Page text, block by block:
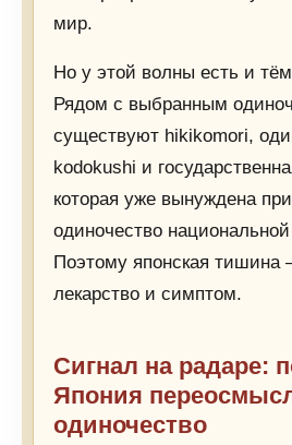
мир.
Но у этой волны есть и
Рядом с выбранным
существуют hikikomori,
kodokushi и
которая уже вынуждена
одиночество
Поэтому японская тишина
лекарство и симптом.
Сигнал на радаре:
Япония
одиночество